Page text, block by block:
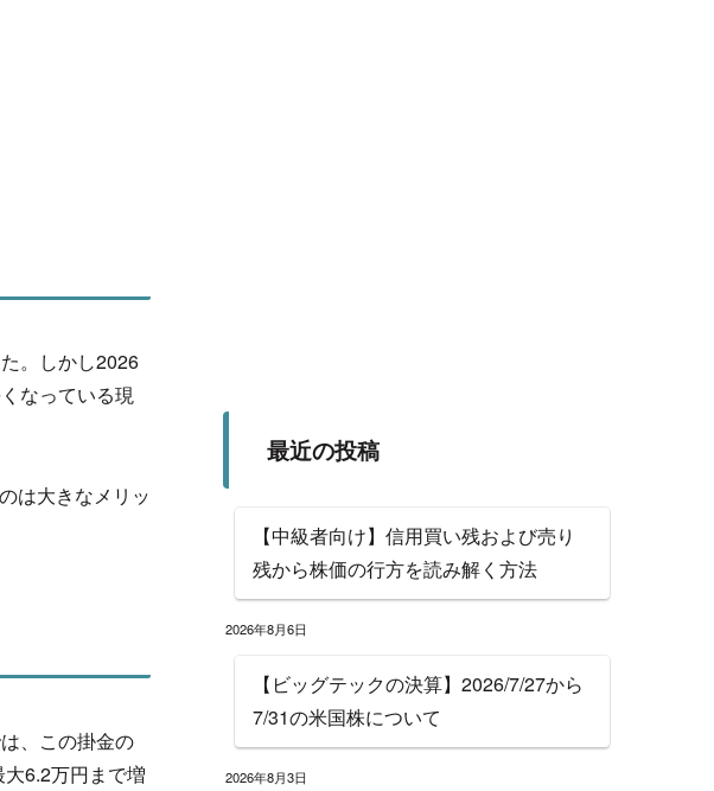
。しかし2026
なっている現
は大きなメリッ
、この掛金の
大6.2万円まで増
最近の投稿
【中級者向け】信用買い残および売り
残から株価の行方を読み解く方法
2026年8月6日
【ビッグテックの決算】2026/7/27から
7/31の米国株について
2026年8月3日